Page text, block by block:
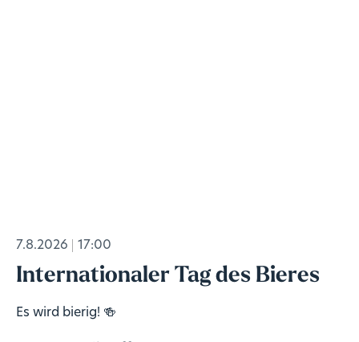
7.8.2026 17:00
Internationaler Tag des Bieres
Es wird bierig! 🍻